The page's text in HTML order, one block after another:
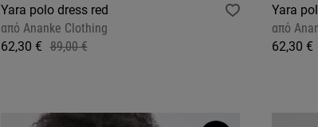
Yara polo dress red
από Ananke Clothing
62,30 € 89,00 €
Yara
από
62,30 €